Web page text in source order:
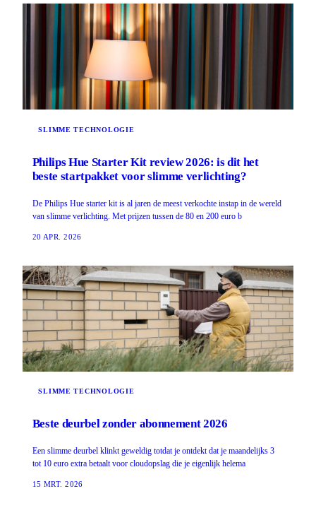
SLIMME TECHNOLOGIE
Philips Hue Starter Kit review 2026: is dit het
beste startpakket voor slimme verlichting?
De Philips Hue starter kit is al jaren de meest verkochte instap in de wereld
van slimme verlichting. Met prijzen tussen de 80 en 200 euro b
20 APR. 2026
SLIMME TECHNOLOGIE
Beste deurbel zonder abonnement 2026
Een slimme deurbel klinkt geweldig totdat je ontdekt dat je maandelijks 3
tot 10 euro extra betaalt voor cloudopslag die je eigenlijk helema
15 MRT. 2026